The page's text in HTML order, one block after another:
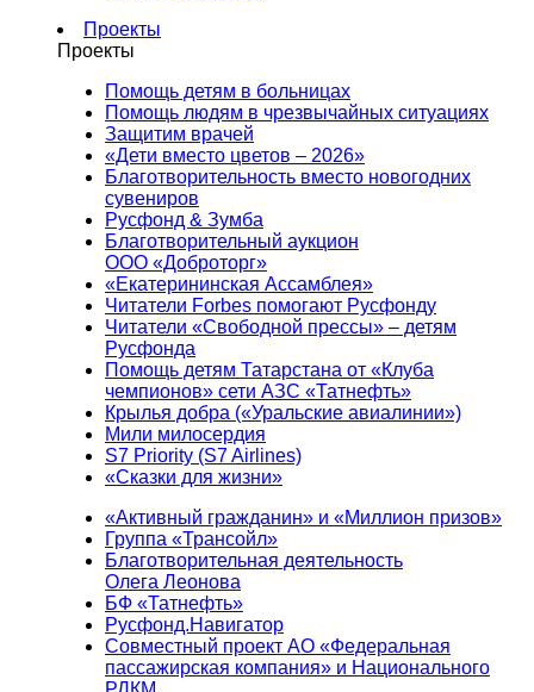
Проекты
Проекты
Помощь детям в больницах
Помощь людям в чрезвычайных ситуациях
Защитим врачей
«Дети вместо цветов – 2026»
Благотворительность вместо новогодних
сувениров
Русфонд & Зумба
Благотворительный аукцион
ООО «Доброторг»
«Екатерининская Ассамблея»
Читатели Forbes помогают Русфонду
Читатели «Свободной прессы» – детям
Русфонда
Помощь детям Татарстана от «Клуба
чемпионов» сети АЗС «Татнефть»
Крылья добра («Уральские авиалинии»)
Мили милосердия
S7 Priority (S7 Airlines)
«Сказки для жизни»
«Активный гражданин» и «Миллион призов»
Группа «Трансойл»
Благотворительная деятельность
Олега Леонова
БФ «Татнефть»
Русфонд.Навигатор
Совместный проект АО «Федеральная
пассажирская компания» и Национального